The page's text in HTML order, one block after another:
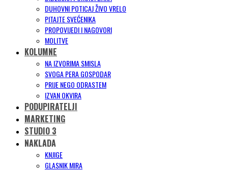
DUHOVNI POTICAJ ŽIVO VRELO
PITAJTE SVEĆENIKA
PROPOVIJEDI I NAGOVORI
MOLITVE
KOLUMNE
NA IZVORIMA SMISLA
SVOGA PERA GOSPODAR
PRIJE NEGO ODRASTEM
IZVAN OKVIRA
PODUPIRATELJI
MARKETING
STUDIO 3
NAKLADA
KNJIGE
GLASNIK MIRA